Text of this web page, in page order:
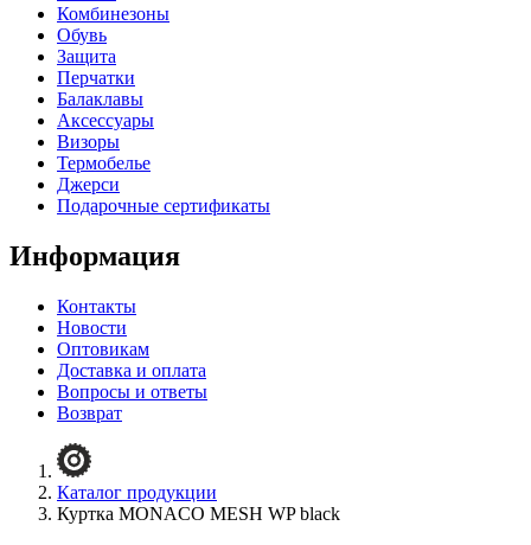
Комбинезоны
Обувь
Защита
Перчатки
Балаклавы
Аксессуары
Визоры
Термобелье
Джерси
Подарочные сертификаты
Информация
Контакты
Новости
Оптовикам
Доставка и оплата
Вопросы и ответы
Возврат
Каталог продукции
Куртка MONACO MESH WP black